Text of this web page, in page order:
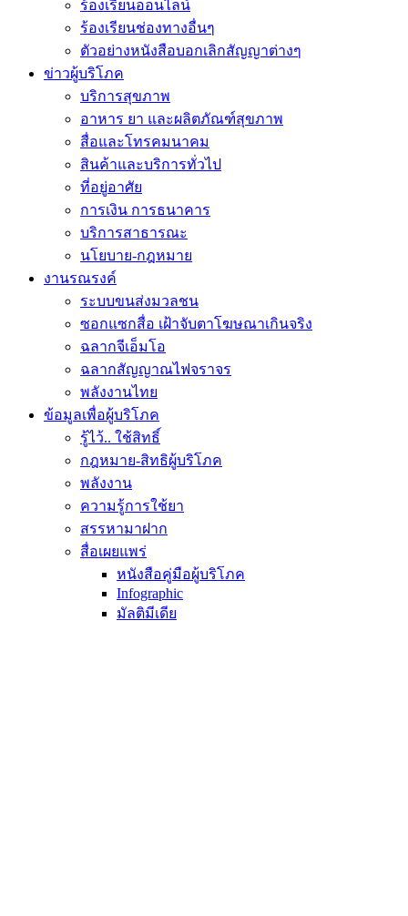
ร้องเรียนออนไลน์
ร้องเรียนช่องทางอื่นๆ
ตัวอย่างหนังสือบอกเลิกสัญญาต่างๆ
ข่าวผู้บริโภค
บริการสุขภาพ
อาหาร ยา และผลิตภัณฑ์สุขภาพ
สื่อและโทรคมนาคม
สินค้าและบริการทั่วไป
ที่อยู่อาศัย
การเงิน การธนาคาร
บริการสาธารณะ
นโยบาย-กฎหมาย
งานรณรงค์
ระบบขนส่งมวลชน
ซอกแซกสื่อ เฝ้าจับตาโฆษณาเกินจริง
ฉลากจีเอ็มโอ
ฉลากสัญญาณไฟจราจร
พลังงานไทย
ข้อมูลเพื่อผู้บริโภค
รู้ไว้.. ใช้สิทธิ์
กฎหมาย-สิทธิผู้บริโภค
พลังงาน
ความรู้การใช้ยา
สรรหามาฝาก
สื่อเผยแพร่
หนังสือคู่มือผู้บริโภค
Infographic
มัลติมีเดีย